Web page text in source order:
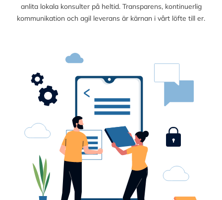
anlita lokala konsulter på heltid. Transparens, kontinuerlig
kommunikation och agil leverans är kärnan i vårt löfte till er.